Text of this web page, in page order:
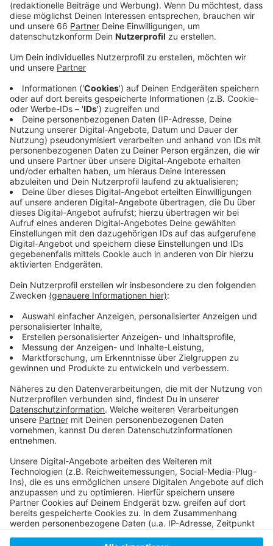
Veröffentlicht:Montag, 07.11.2022 06:06
Warum es zu dem Streit in der Wohnung auf der
Zopottstraße kam, ist völlig unklar. Alle Beteiligten
waren laut Polizei betrunken. Nach einem heftigen
Zwischenfall in Mörsenbroich ermittelt ebenfalls eine
Mordkommission. Hier war eine Familienfeier einer
internationalen Großfamilie aus dem Ruder gelaufen.
Bei einer anschließenden Schlägerei auf einem
Parkplatz am Vogelsanger Weg soll ein Mann in eine
Menschenmenge gefahren sein und dabei fünf Männer
zum Teil schwer verletzt haben. Er befindet sich nun in
Untersuchungshaft.
Anzeige
Weitere Infos und Links zum Thema
Anzeige
Mann fährt in Personengruppe
Schlägerei in Hassels
Anzeige
Anzeige